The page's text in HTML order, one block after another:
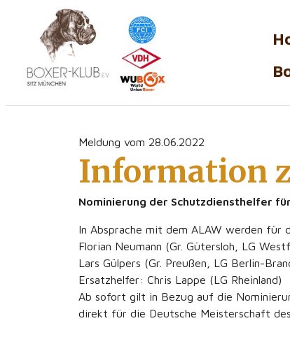
Meldung vom 28.06.2022
Information
Nominierung der Schutzdiensthelfer für
In Absprache mit dem ALAW werden für
Florian Neumann (Gr. Gütersloh, LG
Lars Gülpers (Gr. Preußen, LG Berlin-
Ersatzhelfer: Chris Lappe (LG Rheinland)
Ab sofort gilt in Bezug auf die
direkt für die Deutsche Meisterschaft